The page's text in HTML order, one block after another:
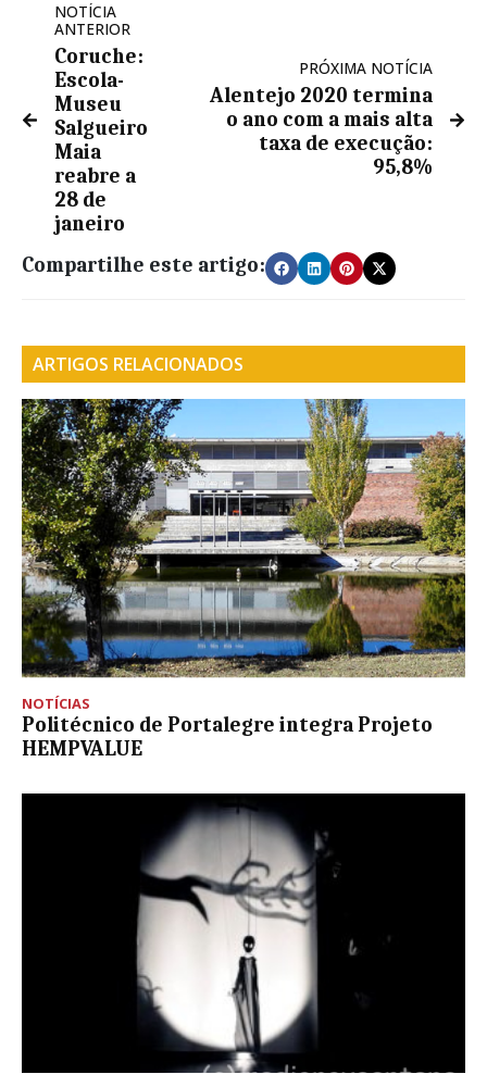
NOTÍCIA
ANTERIOR
Coruche:
Escola-
Museu
Salgueiro
Maia
reabre a
28 de
janeiro
PRÓXIMA NOTÍCIA
Alentejo 2020 termina
o ano com a mais alta
taxa de execução:
95,8%
Compartilhe este artigo:
ARTIGOS RELACIONADOS
NOTÍCIAS
Politécnico de Portalegre integra Projeto
HEMPVALUE